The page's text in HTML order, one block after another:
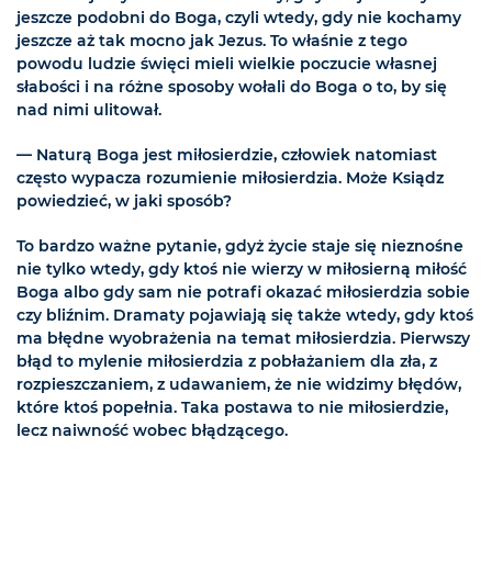
jeszcze podobni do Boga, czyli wtedy, gdy nie kochamy
jeszcze aż tak mocno jak Jezus. To właśnie z tego
powodu ludzie święci mieli wielkie poczucie własnej
słabości i na różne sposoby wołali do Boga o to, by się
nad nimi ulitował.
— Naturą Boga jest miłosierdzie, człowiek natomiast
często wypacza rozumienie miłosierdzia. Może Ksiądz
powiedzieć, w jaki sposób?
To bardzo ważne pytanie, gdyż życie staje się nieznośne
nie tylko wtedy, gdy ktoś nie wierzy w miłosierną miłość
Boga albo gdy sam nie potrafi okazać miłosierdzia sobie
czy bliźnim. Dramaty pojawiają się także wtedy, gdy ktoś
ma błędne wyobrażenia na temat miłosierdzia. Pierwszy
błąd to mylenie miłosierdzia z pobłażaniem dla zła, z
rozpieszczaniem, z udawaniem, że nie widzimy błędów,
które ktoś popełnia. Taka postawa to nie miłosierdzie,
lecz naiwność wobec błądzącego.